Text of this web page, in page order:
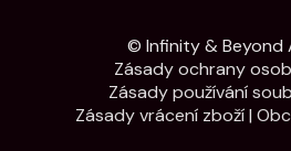
© Infinity & Beyond
Zásady ochrany
Zásady používání
Zásady vrácení zboží|